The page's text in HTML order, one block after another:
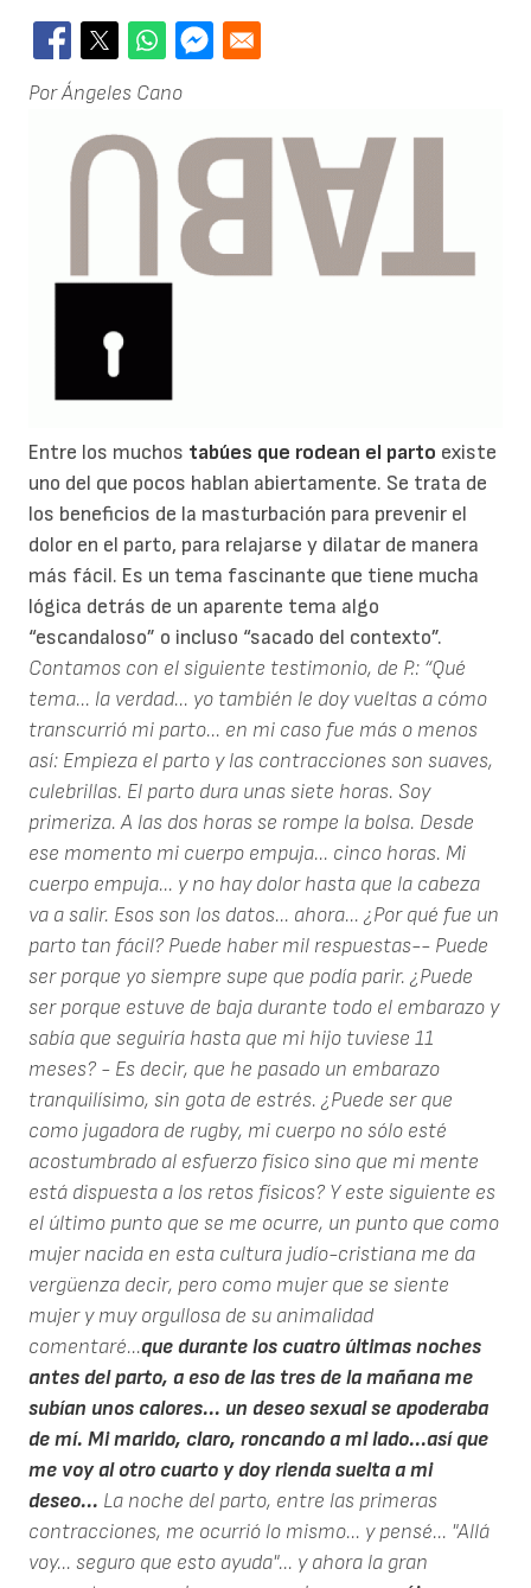
Por Ángeles Cano
Entre los muchos tabúes que rodean el parto existe
uno del que pocos hablan abiertamente. Se trata de
los beneficios de la masturbación para prevenir el
dolor en el parto, para relajarse y dilatar de manera
más fácil. Es un tema fascinante que tiene mucha
lógica detrás de un aparente tema algo
“escandaloso” o incluso “sacado del contexto”.
Contamos con el siguiente testimonio, de P.: “Qué
tema... la verdad... yo también le doy vueltas a cómo
transcurrió mi parto... en mi caso fue más o menos
así: Empieza el parto y las contracciones son suaves,
culebrillas. El parto dura unas siete horas. Soy
primeriza. A las dos horas se rompe la bolsa. Desde
ese momento mi cuerpo empuja... cinco horas. Mi
cuerpo empuja... y no hay dolor hasta que la cabeza
va a salir. Esos son los datos... ahora... ¿Por qué fue un
parto tan fácil? Puede haber mil respuestas-- Puede
ser porque yo siempre supe que podía parir. ¿Puede
ser porque estuve de baja durante todo el embarazo y
sabía que seguiría hasta que mi hijo tuviese 11
meses? - Es decir, que he pasado un embarazo
tranquilísimo, sin gota de estrés. ¿Puede ser que
como jugadora de rugby, mi cuerpo no sólo esté
acostumbrado al esfuerzo físico sino que mi mente
está dispuesta a los retos físicos? Y este siguiente es
el último punto que se me ocurre, un punto que como
mujer nacida en esta cultura judío-cristiana me da
vergüenza decir, pero como mujer que se siente
mujer y muy orgullosa de su animalidad
comentaré...que durante los cuatro últimas noches
antes del parto, a eso de las tres de la mañana me
subían unos calores... un deseo sexual se apoderaba
de mí. Mi marido, claro, roncando a mi lado...así que
me voy al otro cuarto y doy rienda suelta a mi
deseo... La noche del parto, entre las primeras
contracciones, me ocurrió lo mismo... y pensé... "Allá
voy... seguro que esto ayuda"... y ahora la gran